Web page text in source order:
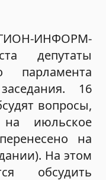
ИНФОРМ-
депутаты
парламента
16
вопросы,
июльское
на
На этом
обсудить